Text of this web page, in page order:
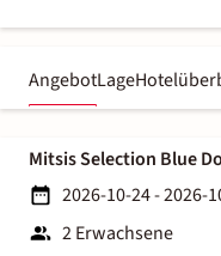
AngebotLage
Mitsis Selection Blue
2026-10-24 - 2026-
2 Erwachsene